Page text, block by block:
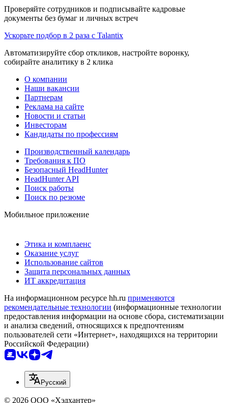
Проверяйте сотрудников и подписывайте кадровые
документы без бумаг и личных встреч
Ускорьте подбор в 2 раза с Talantix
Автоматизируйте сбор откликов, настройте воронку,
собирайте аналитику в 2 клика
О компании
Наши вакансии
Партнерам
Реклама на сайте
Новости и статьи
Инвесторам
Кандидаты по профессиям
Производственный календарь
Требования к ПО
Безопасный HeadHunter
HeadHunter API
Поиск работы
Поиск по резюме
Мобильное приложение
Этика и комплаенс
Оказание услуг
Использование сайтов
Защита персональных данных
ИТ аккредитация
На информационном ресурсе hh.ru применяются
рекомендательные технологии (информационные технологии
предоставления информации на основе сбора, систематизации
и анализа сведений, относящихся к предпочтениям
пользователей сети «Интернет», находящихся на территории
Российской Федерации)
Русский
© 2026 ООО «Хэдхантер»